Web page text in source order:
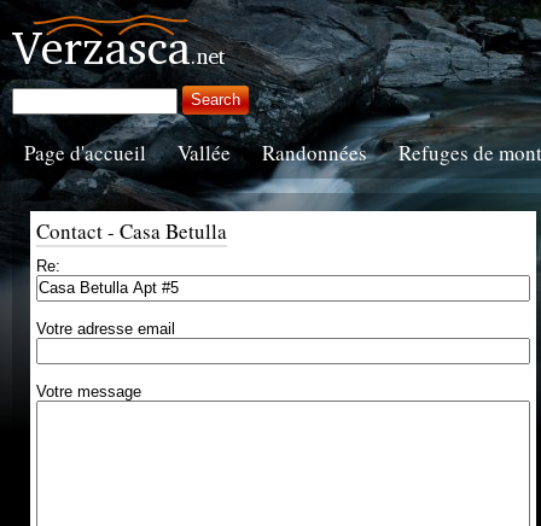
Page d'accueil Vallée Randonnées Refuges de
Contact - Casa Betulla
Re:
Votre adresse email
Votre message